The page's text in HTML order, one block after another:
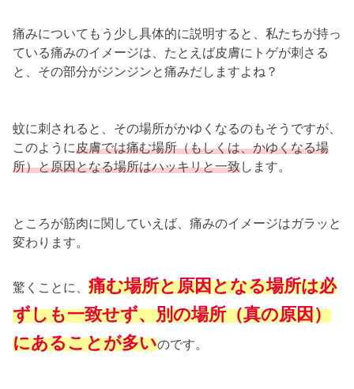
痛みについてもう少し具体的に説明すると、私たちが持っ
ている痛みのイメージは、たとえば皮膚にトゲが刺さる
と、その部分がジンジンと痛みだしますよね？
蚊に刺されると、その場所がかゆくなるのもそうですが、
このように皮膚では痛む場所（もしくは、かゆくなる場
所）と原因となる場所はハッキリと一致します。
ところが筋肉に関していえば、痛みのイメージはガラッと
変わります。
驚くことに、 痛む場所と原因となる場所は必
ずしも一致せず、別の場所（真の原因）
にあることが多いのです。